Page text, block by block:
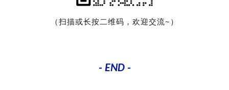
（扫描或长按二维码，欢迎交流~）
- END -